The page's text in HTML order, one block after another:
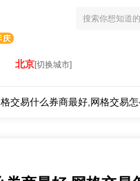
北京[切换城市]
交易什么券商最好,网格交易